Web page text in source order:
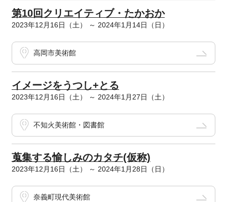
第10回クリエイティブ・たかおか
2023年12月16日（土） ～ 2024年1月14日（日）
高岡市美術館
イメージをうつし+とる
2023年12月16日（土） ～ 2024年1月27日（土）
不知火美術館・図書館
蒐集する愉しみのカタチ(仮称)
2023年12月16日（土） ～ 2024年1月28日（日）
奈義町現代美術館